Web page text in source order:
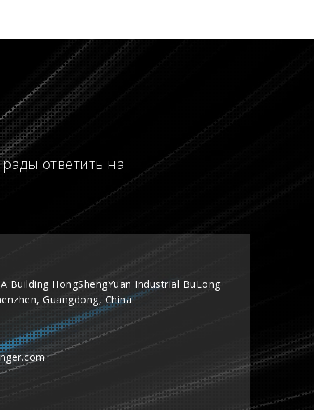
ответить на
Building HongShengYuan Industrial BuLong
Guangdong, China